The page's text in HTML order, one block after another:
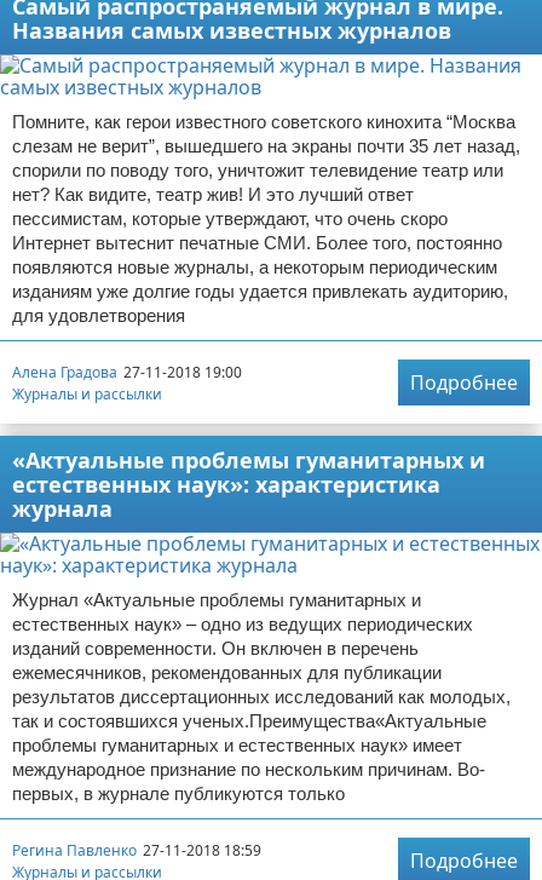
Самый распространяемый журнал в мире.
Названия самых известных журналов
Помните, как герои известного советского кинохита “Москва
слезам не верит”, вышедшего на экраны почти 35 лет назад,
спорили по поводу того, уничтожит телевидение театр или
нет? Как видите, театр жив! И это лучший ответ
пессимистам, которые утверждают, что очень скоро
Интернет вытеснит печатные СМИ. Более того, постоянно
появляются новые журналы, а некоторым периодическим
изданиям уже долгие годы удается привлекать аудиторию,
для удовлетворения
Алена Градова 27-11-2018 19:00
Журналы и рассылки
Подробнее
«Актуальные проблемы гуманитарных и
естественных наук»: характеристика
журнала
Журнал «Актуальные проблемы гуманитарных и
естественных наук» – одно из ведущих периодических
изданий современности. Он включен в перечень
ежемесячников, рекомендованных для публикации
результатов диссертационных исследований как молодых,
так и состоявшихся ученых.Преимущества«Актуальные
проблемы гуманитарных и естественных наук» имеет
международное признание по нескольким причинам. Во-
первых, в журнале публикуются только
Регина Павленко 27-11-2018 18:59
Журналы и рассылки
Подробнее